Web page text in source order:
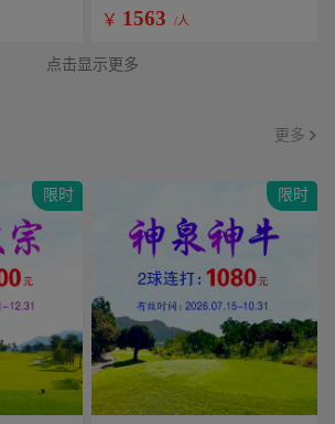
￥ 1563 /人
点击显示更多
更多
限时 限时